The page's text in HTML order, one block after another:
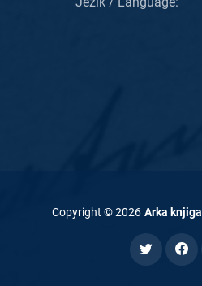
Copyright ©2026 Arka knjiga